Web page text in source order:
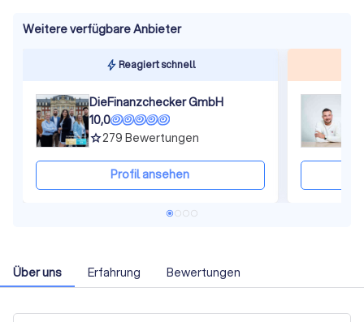
Weitere verfügbare Anbieter
Reagiert schnell
DieFinanzchecker GmbH
10,0
grade279 Bewertungen
Profil ansehen
Über uns Erfahrung Bewertungen